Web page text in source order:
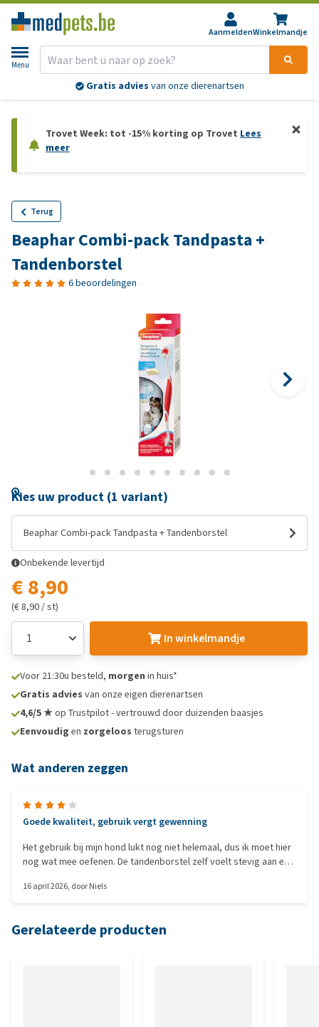
AanmeldenWinkelmandje
Menu
Gratis advies van onze dierenartsen
Trovet Week: tot -15% korting op Trovet Lees
meer
Terug
Beaphar Combi-pack Tandpasta +
Tandenborstel
6 beoordelingen
Kies uw product (1 variant)
Beaphar Combi-pack Tandpasta + Tandenborstel
Onbekende levertijd
€ 8,90
(€ 8,90 / st)
In winkelmandje
Voor 21:30u besteld, morgen in huis*
Gratis advies van onze eigen dierenartsen
4,6/5 ★op Trustpilot - vertrouwd door duizenden baasjes
Eenvoudig en zorgeloos terugsturen
Wat anderen zeggen
Goede kwaliteit, gebruik vergt gewenning
Het gebruik bij mijn hond lukt nog niet helemaal, dus ik moet hier
nog wat mee oefenen. De tandenborstel zelf voelt stevig aan en
16 april 2026, doorNiels
Gerelateerde producten